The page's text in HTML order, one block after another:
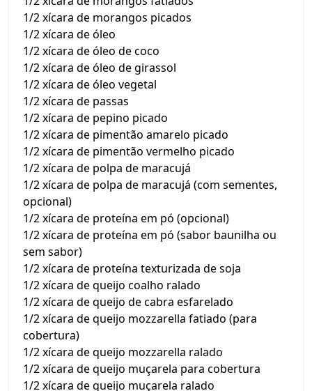
1/2 xícara de morangos picados
1/2 xícara de óleo
1/2 xícara de óleo de coco
1/2 xícara de óleo de girassol
1/2 xícara de óleo vegetal
1/2 xícara de passas
1/2 xícara de pepino picado
1/2 xícara de pimentão amarelo picado
1/2 xícara de pimentão vermelho picado
1/2 xícara de polpa de maracujá
1/2 xícara de polpa de maracujá (com sementes,
opcional)
1/2 xícara de proteína em pó (opcional)
1/2 xícara de proteína em pó (sabor baunilha ou
sem sabor)
1/2 xícara de proteína texturizada de soja
1/2 xícara de queijo coalho ralado
1/2 xícara de queijo de cabra esfarelado
1/2 xícara de queijo mozzarella fatiado (para
cobertura)
1/2 xícara de queijo mozzarella ralado
1/2 xícara de queijo muçarela para cobertura
1/2 xícara de queijo muçarela ralado